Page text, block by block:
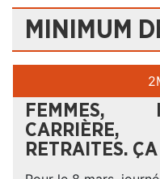
MINIMUM
2
FEMMES,
CARRIÈRE,
RETRAITES.